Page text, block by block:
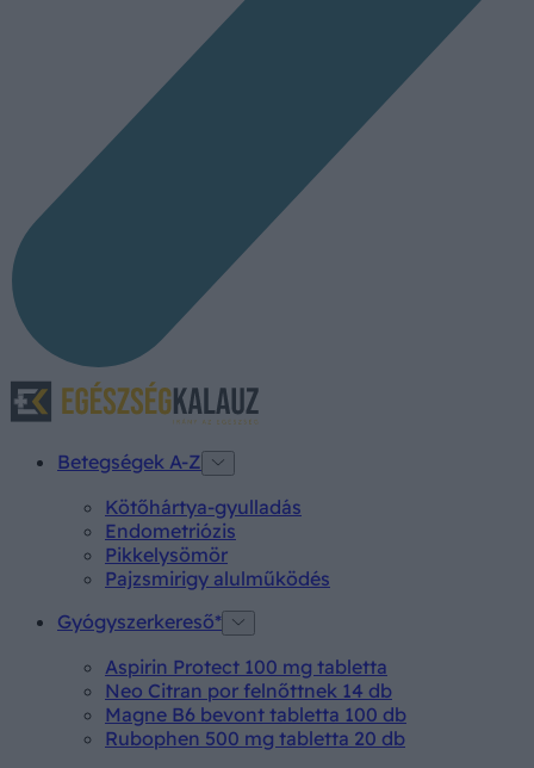
Betegségek A-Z
Kötőhártya-gyulladás
Endometriózis
Pikkelysömör
Pajzsmirigy alulműködés
Gyógyszerkereső*
Aspirin Protect 100 mg tabletta
Neo Citran por felnőttnek 14 db
Magne B6 bevont tabletta 100 db
Rubophen 500 mg tabletta 20 db